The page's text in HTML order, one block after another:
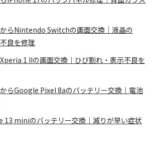
らNintendo Switchの画面交換｜液晶の
良を修理
1 IIの画面交換｜ひび割れ・表示不良を
らGoogle Pixel 8aのバッテリー交換｜電池
13 miniのバッテリー交換｜減りが早い症状